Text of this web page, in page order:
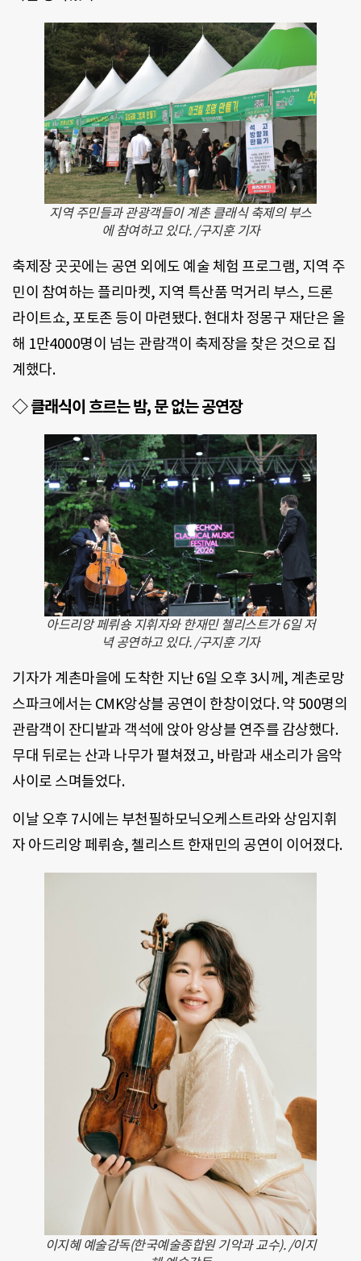
지역 주민들과 관광객들이 계촌 클래식 축제의 부스
에 참여하고 있다. /구지훈 기자
축제장 곳곳에는 공연 외에도 예술 체험 프로그램, 지역 주
민이 참여하는 플리마켓, 지역 특산품 먹거리 부스, 드론
라이트쇼, 포토존 등이 마련됐다. 현대차 정몽구 재단은 올
해 1만4000명이 넘는 관람객이 축제장을 찾은 것으로 집
계했다.
◇ 클래식이 흐르는 밤, 문 없는 공연장
아드리앙 페뤼숑 지휘자와 한재민 첼리스트가 6일 저
녁 공연하고 있다. /구지훈 기자
기자가 계촌마을에 도착한 지난 6일 오후 3시께, 계촌로망
스파크에서는 CMK앙상블 공연이 한창이었다. 약 500명의
관람객이 잔디밭과 객석에 앉아 앙상블 연주를 감상했다.
무대 뒤로는 산과 나무가 펼쳐졌고, 바람과 새소리가 음악
사이로 스며들었다.
이날 오후 7시에는 부천필하모닉오케스트라와 상임지휘
자 아드리앙 페뤼숑, 첼리스트 한재민의 공연이 이어졌다.
이지혜 예술감독(한국예술종합원 기악과 교수). /이지